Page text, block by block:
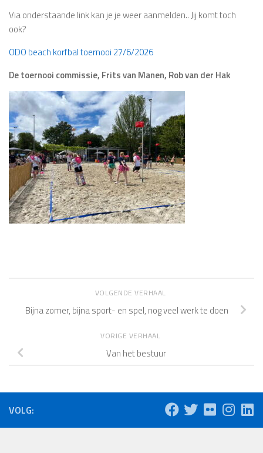
Via onderstaande link kan je je weer aanmelden.. Jij komt toch
ook?
ODO beach korfbal toernooi 27/6/2026
De toernooi commissie, Frits van Manen, Rob van der Hak
VOLGENDE VERHAAL
Bijna zomer, bijna sport- en spel, nog veel werk te doen
VORIGE VERHAAL
Van het bestuur
VOLG: